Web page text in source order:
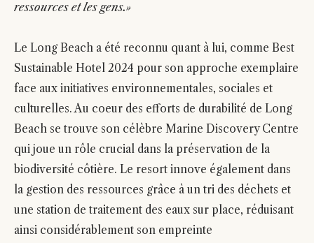
ressources et les gens.»
Le Long Beach a été reconnu quant à lui, comme Best
Sustainable Hotel 2024 pour son approche exemplaire
face aux initiatives environnementales, sociales et
culturelles. Au coeur des efforts de durabilité de Long
Beach se trouve son célèbre Marine Discovery Centre
qui joue un rôle crucial dans la préservation de la
biodiversité côtière. Le resort innove également dans
la gestion des ressources grâce à un tri des déchets et
une station de traitement des eaux sur place, réduisant
ainsi considérablement son empreinte